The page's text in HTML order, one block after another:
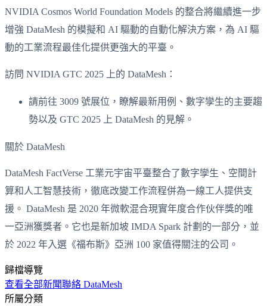
NVIDIA Cosmos World Foundation Models 的整合將繼續進一步
增強 DataMesh 的模擬和 AI 驅動的自動化解決方案，為 AI 驅
動的工業流程最佳化提供更強大的平臺。
訪問 NVIDIA GTC 2025 上的 DataMesh：
請前往 3009 號展位，瞭解最新用例、數字孿生的主要趨
勢以及 GTC 2025 上 DataMesh 的見解。
關於 DataMesh
DataMesh FactVerse 工業元宇宙平臺整合了數字孿生、空間計
算和人工智慧技術，徹底改變工作流程併為一線工人提供支
援。 DataMesh 是 2020 年微軟混合現實年度合作伙伴獎的唯
一亞洲獲獎者。它也是新加坡 IMDA Spark 計劃的一部分，並
於 2022 年入選《福布斯》亞洲 100 家值得關注的公司。
歸檔導覽
查看全部新聞聯絡 DataMesh
所屬分類